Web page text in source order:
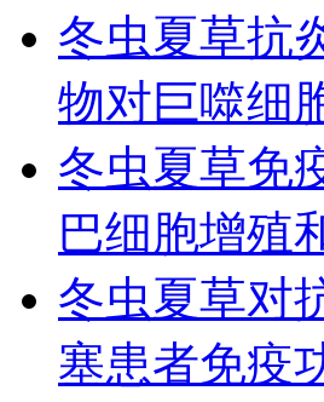
冬虫夏草抗
物对巨噬细
冬虫夏草免
巴细胞增殖
冬虫夏草对
塞患者免疫